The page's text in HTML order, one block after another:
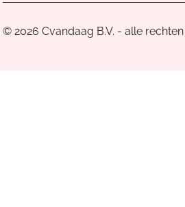
© 2026 Cvandaag B.V. - alle